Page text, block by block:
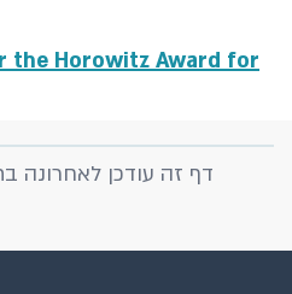
the Horowitz Award for
דף זה עודכן לאחרונה בתאריך: